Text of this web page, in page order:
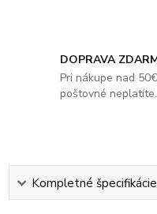
DOPRAVA
Pri nákupe nad 50€
poštovné neplatíte.
Kompletné špecifikácie